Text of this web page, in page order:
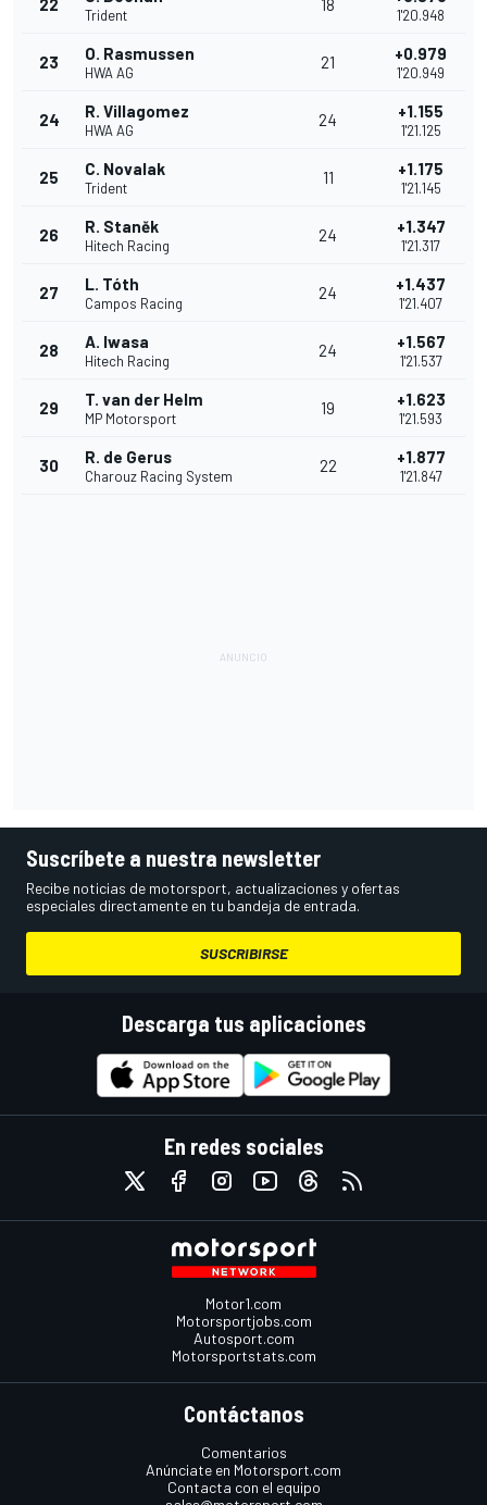
22
Trident
18
1'20.948
23 O. Rasmussen
HWA AG
21 +0.979
1'20.949
24 R. Villagomez
HWA AG
24 +1.155
1'21.125
25 C. Novalak
Trident
11 +1.175
1'21.145
26 R. Staněk
Hitech Racing
24 +1.347
1'21.317
27 L. Tóth
Campos Racing
24 +1.437
1'21.407
28 A. Iwasa
Hitech Racing
24 +1.567
1'21.537
29 T. van der Helm
MP Motorsport
19 +1.623
1'21.593
30 R. de Gerus
Charouz Racing System
22 +1.877
1'21.847
Suscríbete a nuestra newsletter
Recibe noticias de motorsport, actualizaciones y ofertas
especiales directamente en tu bandeja de entrada.
SUSCRIBIRSE
Descarga tus aplicaciones
En redes sociales
Motor1.com
Motorsportjobs.com
Autosport.com
Motorsportstats.com
Contáctanos
Comentarios
Anúnciate en Motorsport.com
Contacta con el equipo